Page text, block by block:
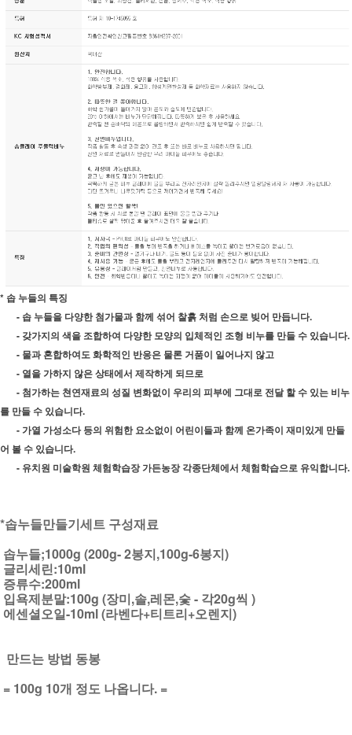
* 솝 누들의 특징
- 솝 누들을 다양한 첨가물과 함께 섞어 찰흙 처럼 손으로 빚어 만듭니다.
- 갖가지의 색을 조합하여 다양한 모양의 입체적인 조형 비누를 만들 수 있습니다.
- 물과 혼합하여도 화학적인 반응은 물론 거품이 일어나지 않고
- 열을 가하지 않은 상태에서 제작하게 되므로
- 첨가하는 쳔연재료의 성질 변화없이 우리의 피부에 그대로 전달 할 수 있는 비누
를 만들 수 있습니다.
- 가열 가성소다 등의 위험한 요소없이 어린이들과 함께 온가족이 재미있게 만들
어 볼 수 있습니다.
- 유치원 미술학원 체험학습장 가든농장 각종단체에서 체험학습으로 유익합니다.
*솝누들만들기세트 구성재료
솝누들;1000g (200g- 2봉지,100g-6봉지)
글리세린:10ml
증류수:200ml
입욕제분말:100g (장미,솔,레몬,숯 - 각20g씩 )
에센셜오일-10ml (라벤다+티트리+오렌지)
만드는 방법 동봉
= 100g 10개 정도 나옵니다. =